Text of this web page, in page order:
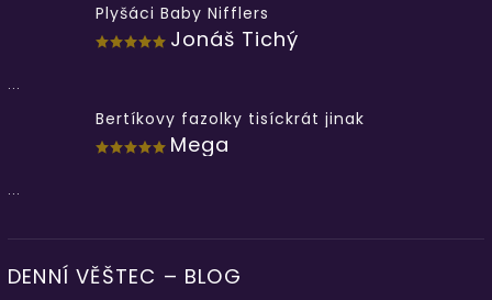
Plyšáci Baby Nifflers
Jonáš Tichý
...
Bertíkovy fazolky tisíckrát jinak
Mega
...
DENNÍ VĚŠTEC – BLOG